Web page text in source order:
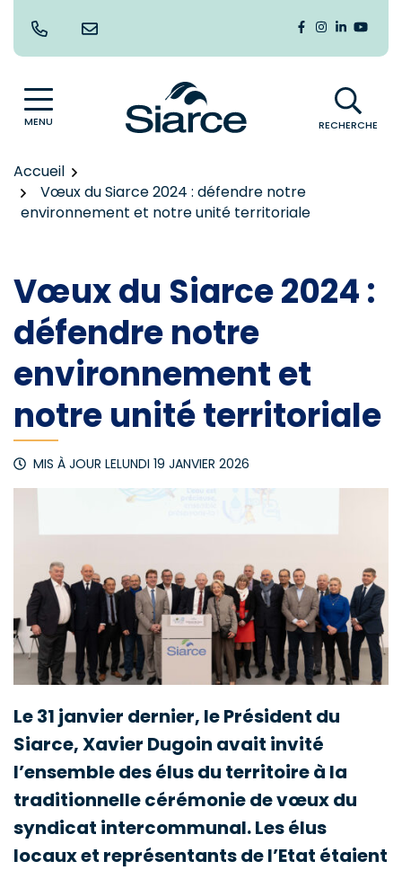
contenu
Lien vers le
Lien vers le
Lien vers
Lien
MENU RECHERCHE
Accueil
Vœux du Siarce 2024 : défendre notre
environnement et notre unité territoriale
Vœux du Siarce 2024 :
défendre notre
environnement et
notre unité territoriale
MIS À JOUR LELUNDI 19 JANVIER 2026
Le 31 janvier dernier, le Président du
Siarce, Xavier Dugoin avait invité
l’ensemble des élus du territoire à la
traditionnelle cérémonie de vœux du
syndicat intercommunal. Les élus
locaux et représentants de l’Etat étaient